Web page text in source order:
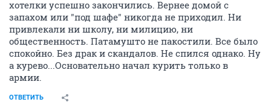
хотелки успешно закончились. Вернее домой с
запахом или "под шафе" никогда не приходил. Ни
привлекали ни школу, ни милицию, ни
общественность. Патамушто не пакостили. Все было
спокойно. Без драк и скандалов. Не спился однако. Ну
а курево...Основательно начал курить только в
армии.
ОТВЕТИТЬ